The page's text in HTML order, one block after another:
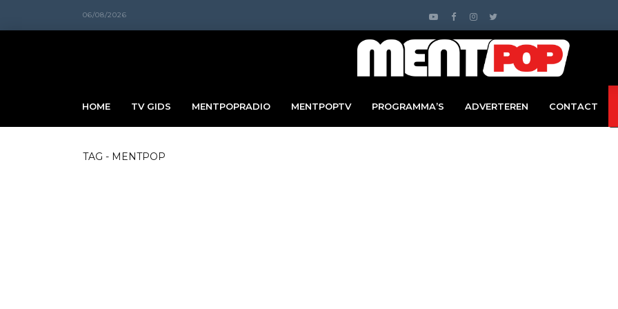
06/08/2026
HOME TV GIDS MENTPOPRADIO MENTPOPTV PROGRAMMA’S ADVERTEREN CONTACT
TAG - MENTPOP